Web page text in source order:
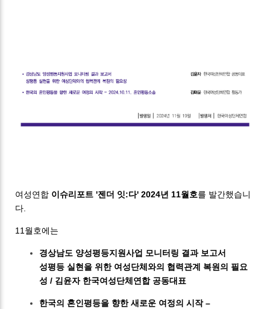
여성연합 이슈리포트 '젠더 잇:다' 2024년 11월호를 발간했습니
다.
11월호에는
경상남도 양성평등지원사업 모니터링 결과 보고서
성평등 실현을 위한 여성단체와의 협력관계 복원의 필요
성 / 김윤자 한국여성단체연합 공동대표
한국의 혼인평등을 향한 새로운 여정의 시작 –